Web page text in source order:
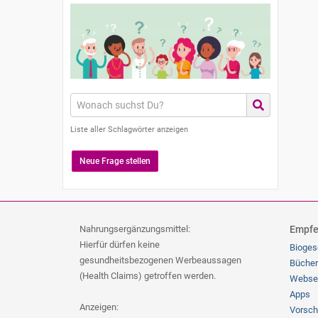
Liste aller Schlagwörter anzeigen
Neue Frage stellen
Nahrungsergänzungsmittel:
Hierfür dürfen keine
gesundheitsbezogenen Werbeaussagen
(Health Claims) getroffen werden.
Anzeigen:
Bücher
Apps